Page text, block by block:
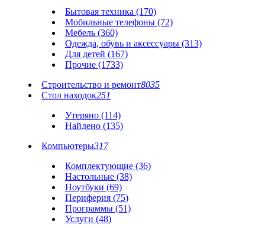
Бытовая техника (170)
Мобильные телефоны (72)
Мебель (360)
Одежда, обувь и аксессуары (313)
Для детей (167)
Прочие (1733)
Строительство и ремонт8035
Стол находок251
Утеряно (114)
Найдено (135)
Компьютеры317
Комплектующие (36)
Настольные (38)
Ноутбуки (69)
Периферия (75)
Программы (51)
Услуги (48)